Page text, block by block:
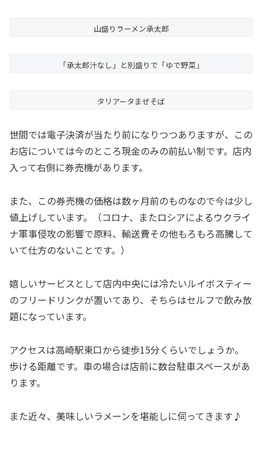
山盛りラーメン承太郎
「承太郎汁なし」と別盛りで「ゆで野菜」
タリアータまぜそば
世間では電子決済が当たり前になりつつありますが、この
お店については今のところ現金のみの前払い制です。店内
入って右側に券売機があります。
また、この券売機の価格は数ヶ月前のものなので今は少し
値上げしています。（コロナ、またロシアによるウクライ
ナ軍事侵攻の影響で原料、輸送費その他もろもろ高騰して
いて仕方のないことです。）
嬉しいサービスとして店内中央には冷たいルイボスティー
のフリードリンクが置いてあり、そちらはセルフで飲み放
題になっています。
アクセスは高崎駅東口から徒歩15分くらいでしょうか。
歩ける距離です。車の場合は店前に数台駐車スペースがあ
ります。
また近々、美味しいラメーンを堪能しに伺ってきます♪